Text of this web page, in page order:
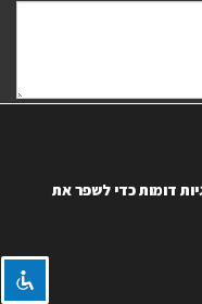
בכל עת.
דומות כדי לשפר את